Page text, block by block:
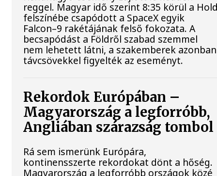
reggel. Magyar idő szerint 8:35 körül a
felszínébe csapódott a SpaceX egyik
Falcon–9 rakétájának felső fokozata. A
becsapódást a Földről szabad szemmel
nem lehetett látni, a szakemberek azonban
távcsövekkel figyelték az eseményt.
Rekordok Európában –
Magyarország a legforróbb,
Angliában szárazság tombol
Rá sem ismerünk Európára,
kontinensszerte rekordokat dönt a hőség.
Magyarország a legforróbb országok közé